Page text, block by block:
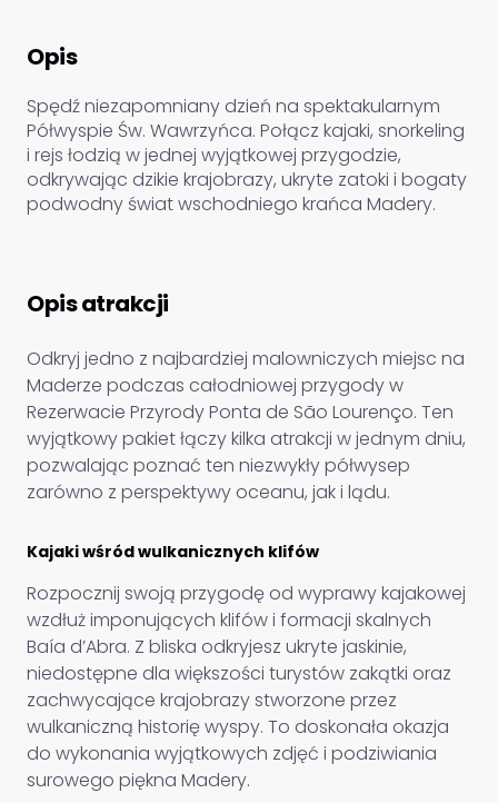
Opis
Spędź niezapomniany dzień na spektakularnym
Półwyspie Św. Wawrzyńca. Połącz kajaki, snorkeling
i rejs łodzią w jednej wyjątkowej przygodzie,
odkrywając dzikie krajobrazy, ukryte zatoki i bogaty
podwodny świat wschodniego krańca Madery.
Opis atrakcji
Odkryj jedno z najbardziej malowniczych miejsc na
Maderze podczas całodniowej przygody w
Rezerwacie Przyrody Ponta de São Lourenço. Ten
wyjątkowy pakiet łączy kilka atrakcji w jednym dniu,
pozwalając poznać ten niezwykły półwysep
zarówno z perspektywy oceanu, jak i lądu.
Kajaki wśród wulkanicznych klifów
Rozpocznij swoją przygodę od wyprawy kajakowej
wzdłuż imponujących klifów i formacji skalnych
Baía d’Abra. Z bliska odkryjesz ukryte jaskinie,
niedostępne dla większości turystów zakątki oraz
zachwycające krajobrazy stworzone przez
wulkaniczną historię wyspy. To doskonała okazja
do wykonania wyjątkowych zdjęć i podziwiania
surowego piękna Madery.